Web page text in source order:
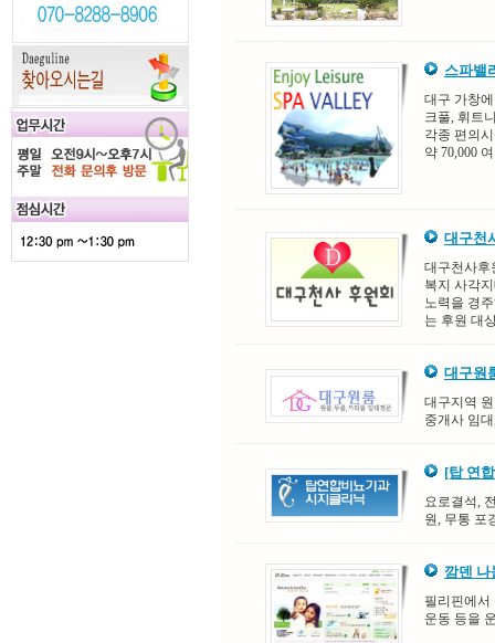
스파밸
대구 가창
크풀, 휘트
각종 편의
약 70,000
대구천
대구천사후
복지 사각
노력을 경
는 후원 대
대구원
대구지역
중개사 임
[탑 연
요로결석,
원, 무통 포
깜덴 나
필리핀에서
운동 등을